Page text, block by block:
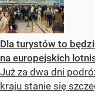
Dla turystów to
na europejskich
Już za dwa dni
kraju stanie się